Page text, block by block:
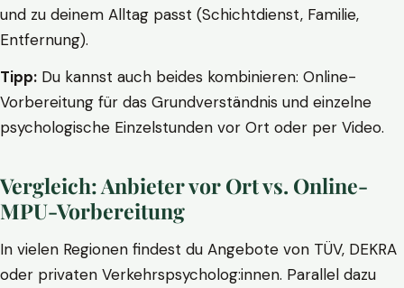
und zu deinem Alltag passt (Schichtdienst, Familie,
Entfernung).
Tipp: Du kannst auch beides kombinieren: Online-
Vorbereitung für das Grundverständnis und einzelne
psychologische Einzelstunden vor Ort oder per Video.
Vergleich: Anbieter vor Ort vs. Online-
MPU-Vorbereitung
In vielen Regionen findest du Angebote von TÜV, DEKRA
oder privaten Verkehrspsycholog:innen. Parallel dazu